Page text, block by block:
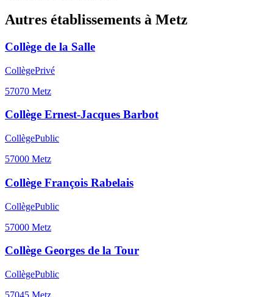
Autres établissements à Metz
Collège de la Salle
CollègePrivé
57070 Metz
Collège Ernest-Jacques Barbot
CollègePublic
57000 Metz
Collège François Rabelais
CollègePublic
57000 Metz
Collège Georges de la Tour
CollègePublic
57045 Metz